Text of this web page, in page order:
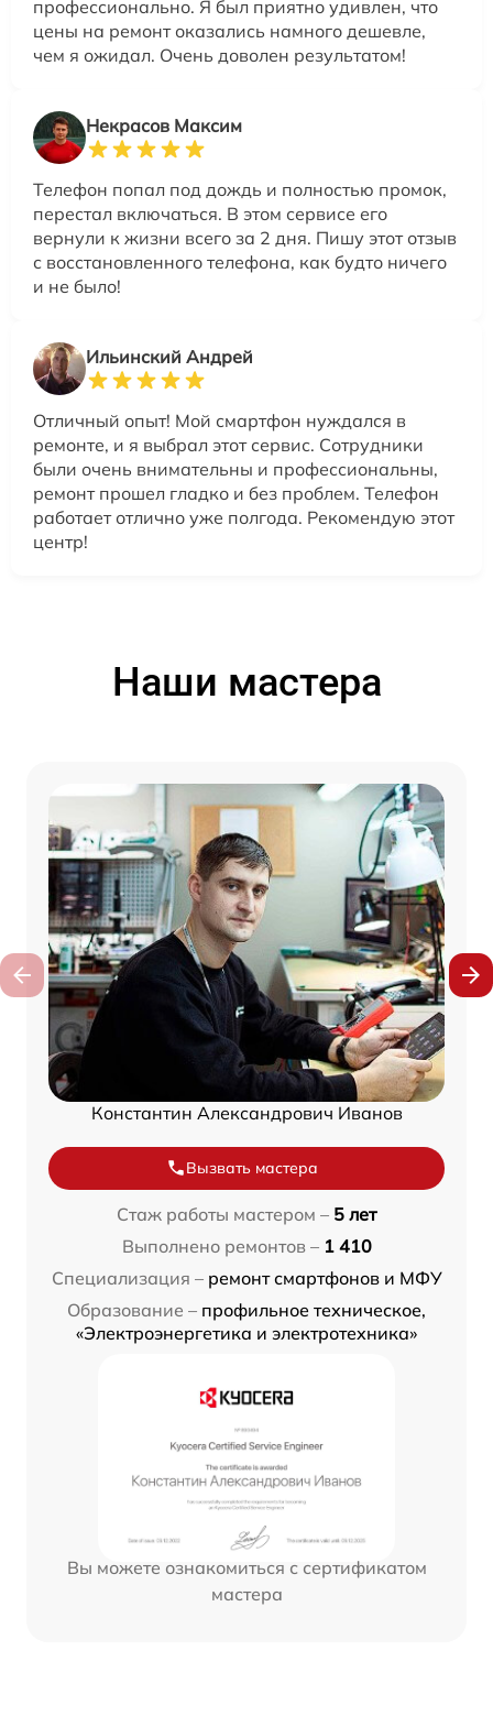
профессионально. Я был приятно удивлен, что
цены на ремонт оказались намного дешевле,
чем я ожидал. Очень доволен результатом!
Некрасов Максим
Телефон попал под дождь и полностью промок,
перестал включаться. В этом сервисе его
вернули к жизни всего за 2 дня. Пишу этот отзыв
с восстановленного телефона, как будто ничего
и не было!
Ильинский Андрей
Отличный опыт! Мой смартфон нуждался в
ремонте, и я выбрал этот сервис. Сотрудники
были очень внимательны и профессиональны,
ремонт прошел гладко и без проблем. Телефон
работает отлично уже полгода. Рекомендую этот
центр!
Наши мастера
Константин Александрович Иванов
Вызвать мастера
Стаж работы мастером – 5 лет
Выполнено ремонтов – 1 410
Специализация – ремонт смартфонов и МФУ
Образование – профильное техническое,
«Электроэнергетика и электротехника»
Вы можете ознакомиться с сертификатом
мастера